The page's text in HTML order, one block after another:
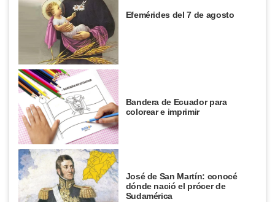
Efemérides del 7 de agosto
Bandera de Ecuador para
colorear e imprimir
José de San Martín: conocé
dónde nació el prócer de
Sudamérica